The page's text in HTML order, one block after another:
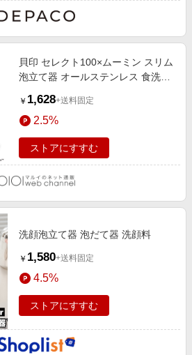
貝印 セレクト100×ムーミン スリム
泡立て器 オールステンレス 食洗機
￥ 1,628+送料固定
2.5%
ストアにすすむ
洗顔泡立て器 泡だて器 洗顔料
￥ 1,580+送料固定
4.5%
ストアにすすむ